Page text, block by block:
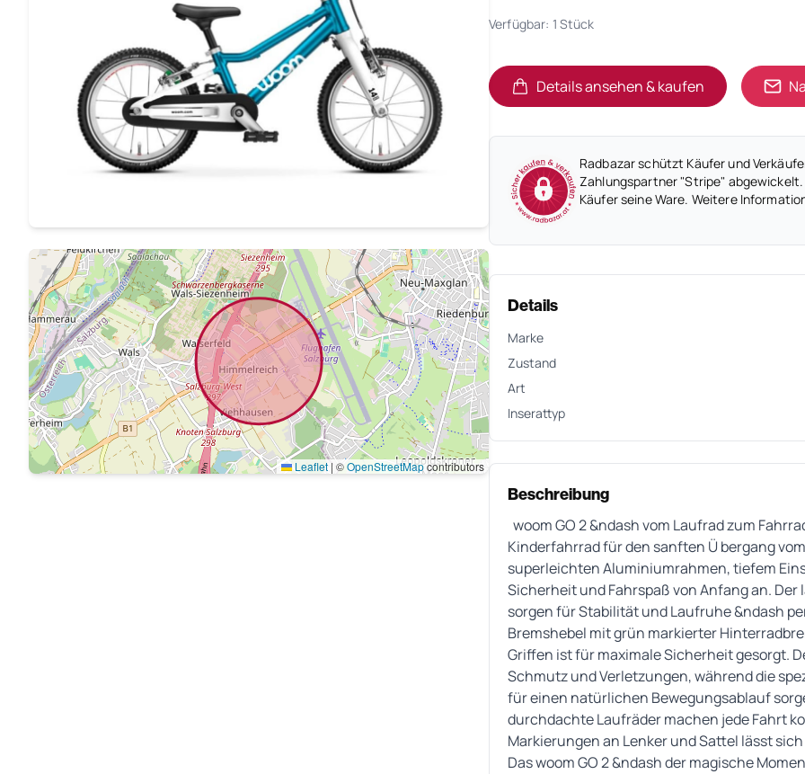
Leaflet | ©OpenStreetMapcontributors
Verfügbar: 1 Stück
Details ansehen & kaufen
(öffnet in neuem Tab)
(öffnet in neuem Tab)
Radbazar schützt Käufer und
Zahlungspartner "Stripe"
Käufer seine Ware. Weitere
Details
Marke
Zustand
Art
Inserattyp
Beschreibung
woom GO 2 &ndash vom Laufrad zum
Kinderfahrrad für den sanften Ü bergang
superleichten Aluminiumrahmen, tiefem
Sicherheit und Fahrspaß von Anfang an.
sorgen für Stabilität und Laufruhe &ndash
Bremshebel mit grün markierter
Griffen ist für maximale Sicherheit gesorgt.
Schmutz und Verletzungen, während die
für einen natürlichen Bewegungsablauf
durchdachte Laufräder machen jede Fahrt
Markierungen an Lenker und Sattel lässt
Das woom GO 2 &ndash der magische